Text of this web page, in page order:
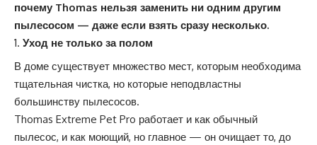
почему Thomas нельзя заменить ни одним другим
пылесосом — даже если взять сразу несколько.
Уход не только за полом
В доме существует множество мест, которым необходима
тщательная чистка, но которые неподвластны
большинству пылесосов.
Thomas Extreme Pet Pro работает и как обычный
пылесос, и как моющий, но главное — он очищает то, до